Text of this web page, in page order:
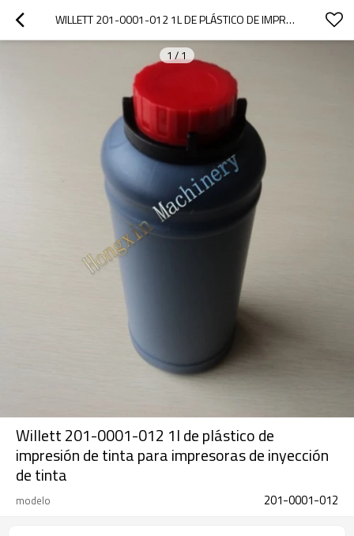
WILLETT 201-0001-012 1L DE PLÁSTICO DE IMPRESIÓN DE TINTA PARA IMPRESORAS DE INYECCIÓN DE TINTA
1 /1
Willett 201-0001-012 1l de plástico de
impresión de tinta para impresoras de inyección
de tinta
modelo 201-0001-012